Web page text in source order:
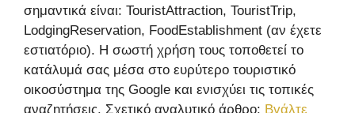
σημαντικά είναι: TouristAttraction, TouristTrip,
LodgingReservation, FoodEstablishment (αν έχετε
εστιατόριο). Η σωστή χρήση τους τοποθετεί το
κατάλυμά σας μέσα στο ευρύτερο τουριστικό
οικοσύστημα της Google και ενισχύει τις τοπικές
αναζητήσεις. Σχετικό αναλυτικό άρθρο: Βγάλτε